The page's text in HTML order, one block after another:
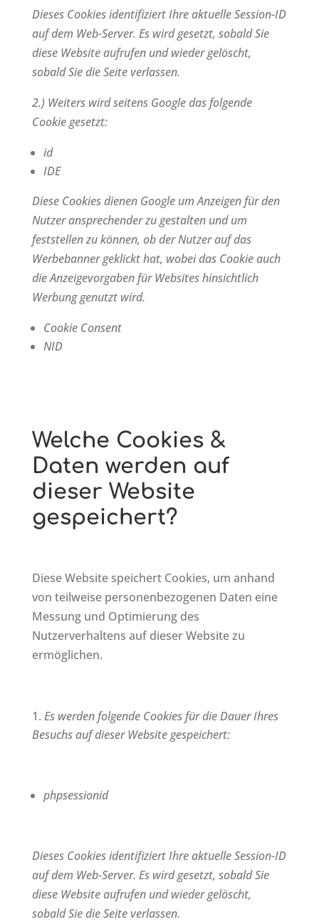
Dieses Cookies identifiziert Ihre aktuelle Session-ID
auf dem Web-Server. Es wird gesetzt, sobald Sie
diese Website aufrufen und wieder gelöscht,
sobald Sie die Seite verlassen.
2.) Weiters wird seitens Google das folgende
Cookie gesetzt:
id
IDE
Diese Cookies dienen Google um Anzeigen für den
Nutzer ansprechender zu gestalten und um
feststellen zu können, ob der Nutzer auf das
Werbebanner geklickt hat, wobei das Cookie auch
die Anzeigevorgaben für Websites hinsichtlich
Werbung genutzt wird.
Cookie Consent
NID
Welche Cookies &
Daten werden auf
dieser Website
gespeichert?
Diese Website speichert Cookies, um anhand
von teilweise personenbezogenen Daten eine
Messung und Optimierung des
Nutzerverhaltens auf dieser Website zu
ermöglichen.
Es werden folgende Cookies für die Dauer Ihres
Besuchs auf dieser Website gespeichert:
phpsessionid
Dieses Cookies identifiziert Ihre aktuelle Session-ID
auf dem Web-Server. Es wird gesetzt, sobald Sie
diese Website aufrufen und wieder gelöscht,
sobald Sie die Seite verlassen.